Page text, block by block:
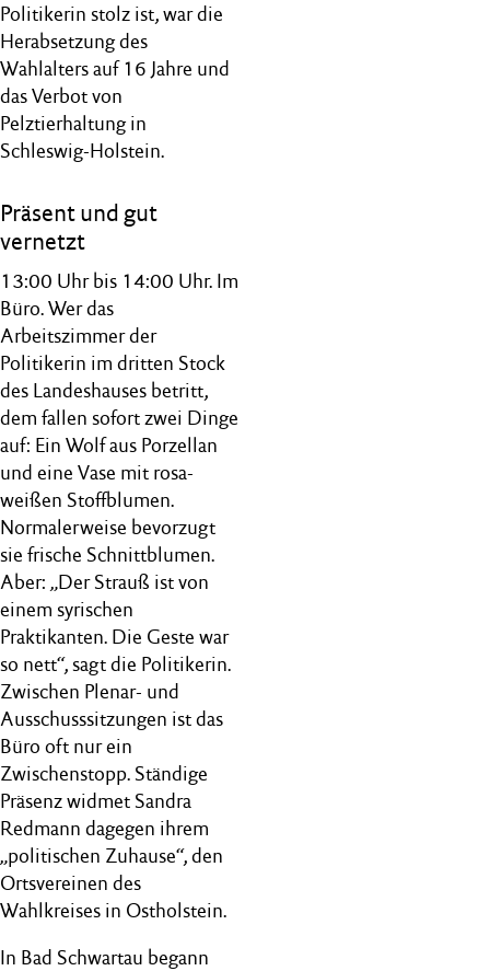
Politikerin stolz ist, war die
Herabsetzung des
Wahlalters auf 16 Jahre und
das Verbot von
Pelztierhaltung in
Schleswig-Holstein.
Präsent und gut
vernetzt
13:00 Uhr bis 14:00 Uhr. Im
Büro. Wer das
Arbeitszimmer der
Politikerin im dritten Stock
des Landeshauses betritt,
dem fallen sofort zwei Dinge
auf: Ein Wolf aus Porzellan
und eine Vase mit rosa-
weißen Stoffblumen.
Normalerweise bevorzugt
sie frische Schnittblumen.
Aber: „Der Strauß ist von
einem syrischen
Praktikanten. Die Geste war
so nett“, sagt die Politikerin.
Zwischen Plenar- und
Ausschusssitzungen ist das
Büro oft nur ein
Zwischenstopp. Ständige
Präsenz widmet Sandra
Redmann dagegen ihrem
„politischen Zuhause“, den
Ortsvereinen des
Wahlkreises in Ostholstein.
In Bad Schwartau begann